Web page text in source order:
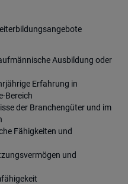
Ausbildung oder
Erfahrung in
Bereich
der Branchengüter und im
Fähigkeiten und
und